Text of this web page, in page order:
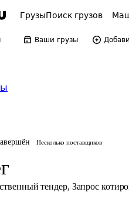
ГрузыПоиск грузов
Ваши грузы
Несколько поставщиков
тендер, Запрос